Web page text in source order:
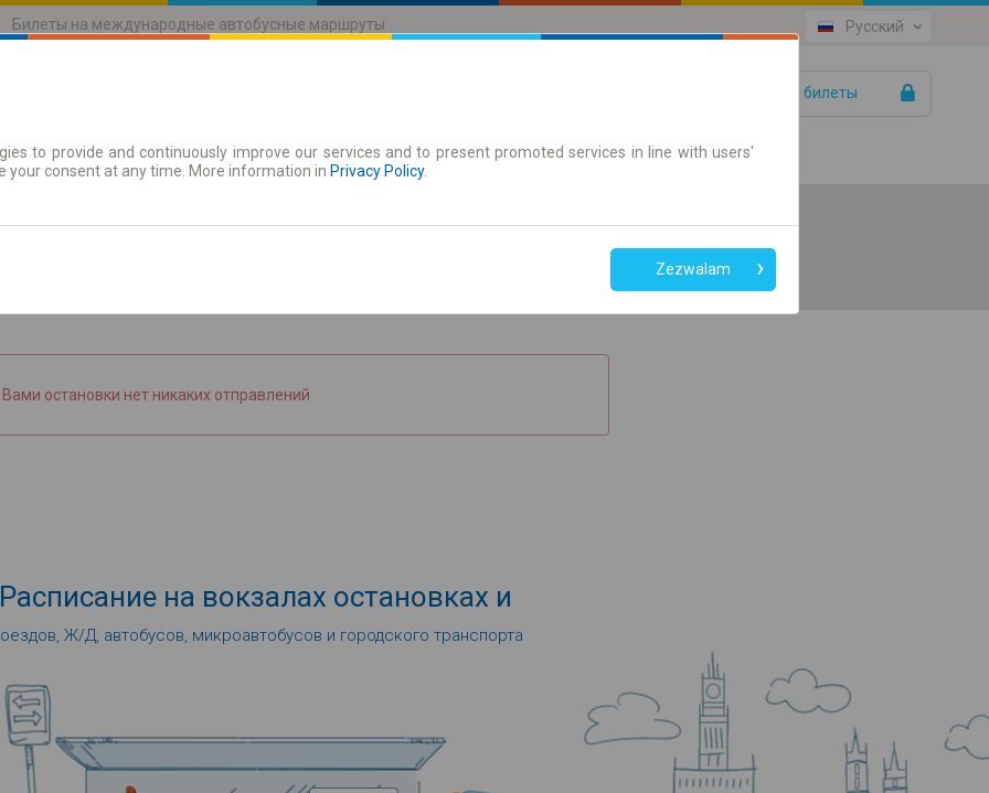
Билеты на международные автобусные маршруты Русский
Ваши билеты
Абонементы
остановки нет никаких отправлений
Расписание на вокзалах остановках и
Ж/Д, автобусов, микроавтобусов и городского транспорта
to provide and continuously improve our services and to present promoted services in line with users'
your consent at any time. More information in Privacy Policy.
Zezwalam